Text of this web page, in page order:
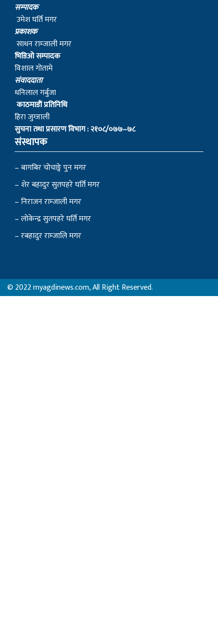
सम्पादक
उमेश घर्ति मगर
प्रकाशक
साधन राम्जाली मगर
भिडिओ सम्पादक
विशाल गोतामे
स‌ंवाददाता
धनिलाल गर्बुजा
काठमाडाैं प्रतिनिधि
हिरा जुग्जाली
सुचना तथा प्रसारण विभाग : २१०८/०७७–७८
संस्थापक
– बागबिर चोचाङ्गे पुन मगर
– शेर बहादुर सुतपहरे घर्ति मगर
– निराजन राम्जाली मगर
– लोकेन्द्र सुतपहरे घर्ति मगर
– रबहादुर राम्जालि मगर
© 2022 myagdinews.com, All Right Reserved.